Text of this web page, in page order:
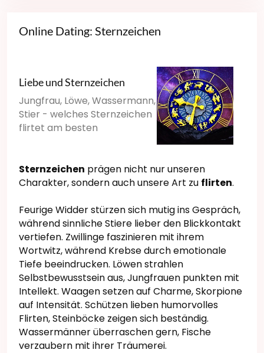
Online Dating: Sternzeichen
Liebe und Sternzeichen
Jungfrau, Löwe, Wassermann,
Stier - welches Sternzeichen
flirtet am besten
Sternzeichen prägen nicht nur unseren
Charakter, sondern auch unsere Art zu flirten.
Feurige Widder stürzen sich mutig ins Gespräch,
während sinnliche Stiere lieber den Blickkontakt
vertiefen. Zwillinge faszinieren mit ihrem
Wortwitz, während Krebse durch emotionale
Tiefe beeindrucken. Löwen strahlen
Selbstbewusstsein aus, Jungfrauen punkten mit
Intellekt. Waagen setzen auf Charme, Skorpione
auf Intensität. Schützen lieben humorvolles
Flirten, Steinböcke zeigen sich beständig.
Wassermänner überraschen gern, Fische
verzaubern mit ihrer Träumerei.